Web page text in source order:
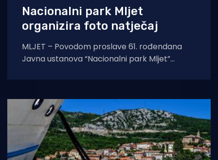
Nacionalni park Mljet
organizira foto natječaj
MLJET – Povodom proslave 61. rođendana
Javna ustanova “Nacionalni park Mljet”
će se ocjenjivati najbolje